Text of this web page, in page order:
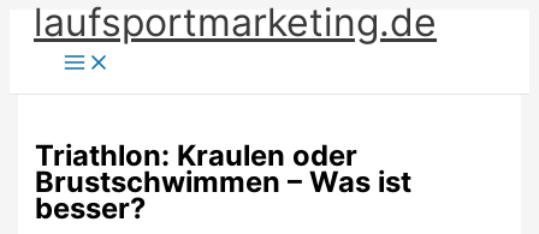
Inhalt
springen
laufsportmarketing.de
Triathlon: Kraulen oder
Brustschwimmen – Was ist
besser?